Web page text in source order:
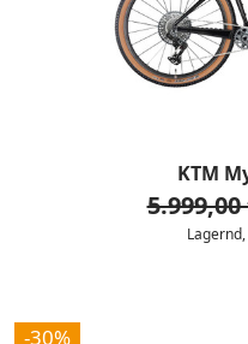
KTM
5.999,00
-30%